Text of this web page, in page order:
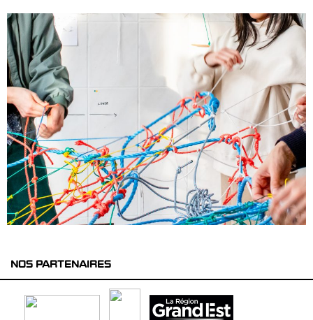
NOS PARTENAIRES